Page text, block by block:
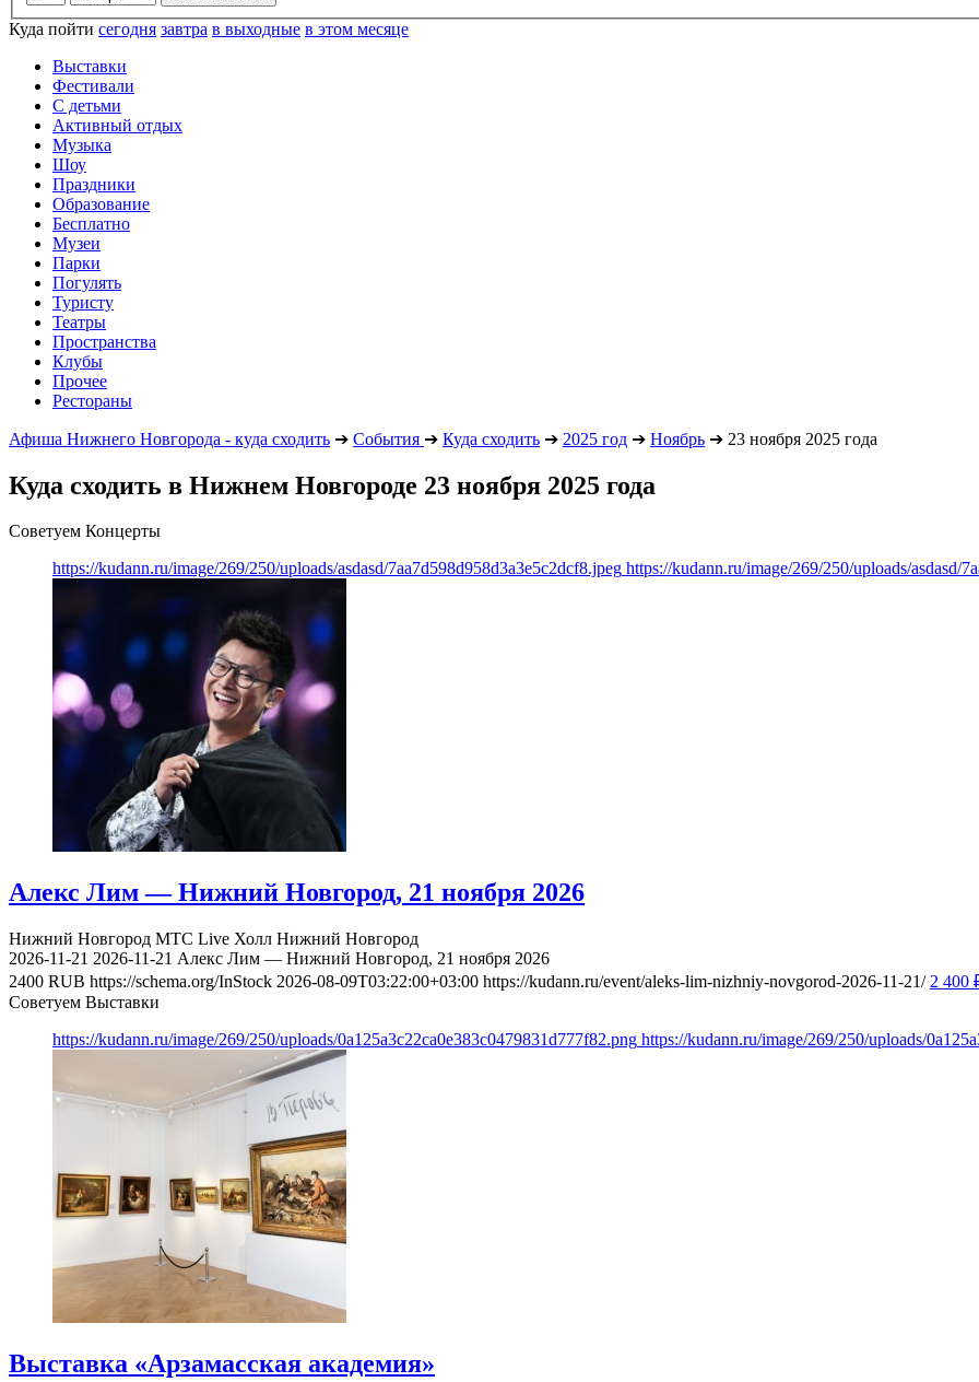
Куда пойти сегодня завтра в выходные в этом месяце
Выставки
Фестивали
С детьми
Активный отдых
Музыка
Шоу
Праздники
Образование
Бесплатно
Музеи
Парки
Погулять
Туристу
Театры
Пространства
Клубы
Прочее
Рестораны
Афиша Нижнего Новгорода - куда сходить ➔ События ➔ Куда сходить ➔ 2025 год ➔ Ноябрь ➔ 23 ноября 2025 года
Куда сходить в Нижнем Новгороде 23 ноября 2025 года
Советуем Концерты
https://kudann.ru/image/269/250/uploads/asdasd/7aa7d598d958d3a3e5c2dcf8.jpeg https://kudann.ru/image/269/250/uploads/asdasd/
Алекс Лим — Нижний Новгород, 21 ноября 2026
Нижний Новгород МТС Live Холл Нижний Новгород
2026-11-21 2026-11-21 Алекс Лим — Нижний Новгород, 21 ноября 2026
2400 RUB https://schema.org/InStock 2026-08-09T03:22:00+03:00 https://kudann.ru/event/aleks-lim-nizhniy-novgorod-2026-11-21/ 2 400
Советуем Выставки
https://kudann.ru/image/269/250/uploads/0a125a3c22ca0e383c0479831d777f82.png https://kudann.ru/image/269/250/uploads/
Выставка «Арзамасская академия»